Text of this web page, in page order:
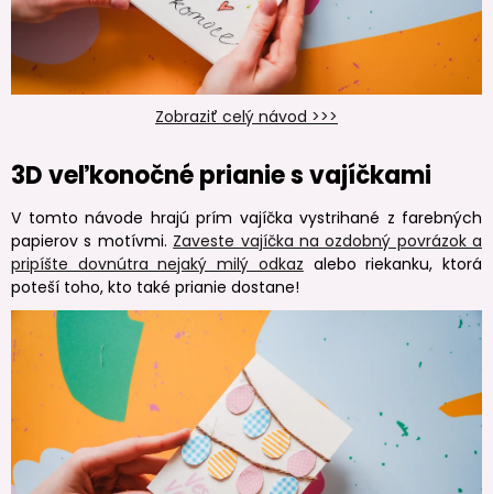
Zobraziť celý návod >>>
3D veľkonočné prianie s vajíčkami
V tomto návode hrajú prím vajíčka vystrihané z farebných
papierov s motívmi. Zaveste vajíčka na ozdobný povrázok a
pripíšte dovnútra nejaký milý odkaz alebo riekanku, ktorá
poteší toho, kto také prianie dostane!